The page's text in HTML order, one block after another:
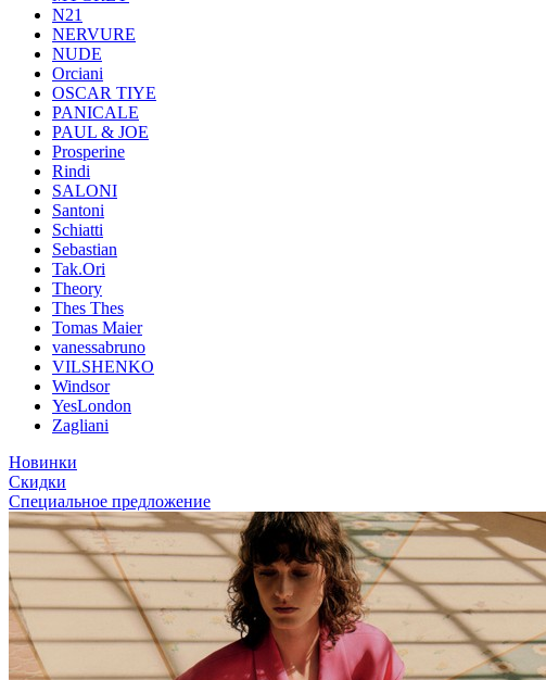
N21
NERVURE
NUDE
Orciani
OSCAR TIYE
PANICALE
PAUL & JOE
Prosperine
Rindi
SALONI
Santoni
Schiatti
Sebastian
Tak.Ori
Theory
Thes Thes
Tomas Maier
vanessabruno
VILSHENKO
Windsor
YesLondon
Zagliani
Новинки
Скидки
Специальное предложение